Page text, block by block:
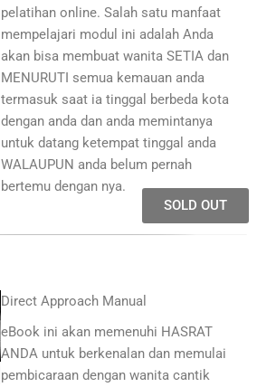
pelatihan online. Salah satu manfaat
mempelajari modul ini adalah Anda
akan bisa membuat wanita SETIA dan
MENURUTI semua kemauan anda
termasuk saat ia tinggal berbeda kota
dengan anda dan anda memintanya
untuk datang ketempat tinggal anda
WALAUPUN anda belum pernah
bertemu dengan nya.
SOLD OUT
Direct Approach Manual
eBook ini akan memenuhi HASRAT
ANDA untuk berkenalan dan memulai
pembicaraan dengan wanita cantik